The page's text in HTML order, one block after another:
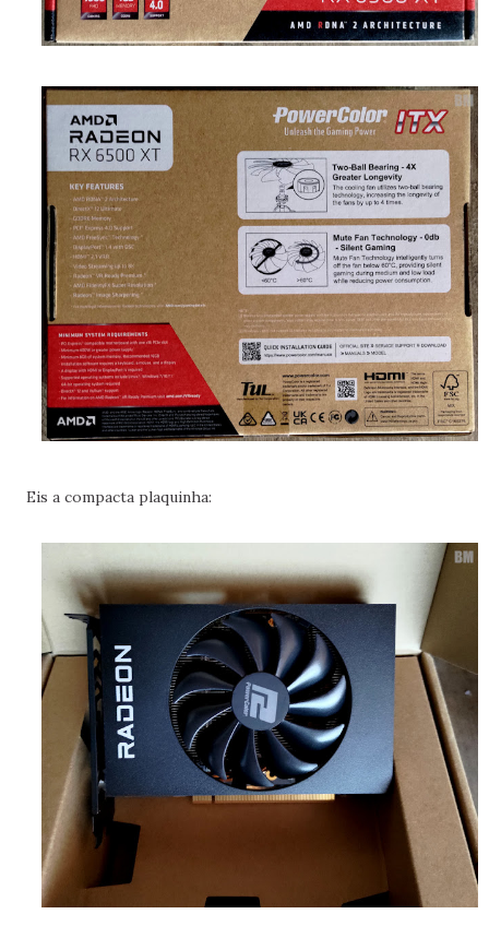
Eis a compacta plaquinha: